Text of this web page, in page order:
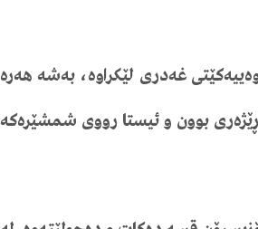
یەکێتی غەدری لێکراوە، بەشە هەرە
بوون و ئیستا رووی شمشێرەکە